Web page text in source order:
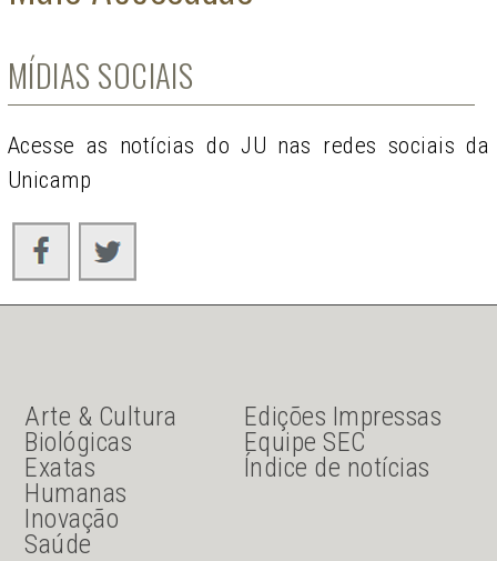
MÍDIAS SOCIAIS
Acesse as notícias do JU nas redes sociais da
Unicamp
JU Menu acesso rápido
Arte & Cultura
Biológicas
Exatas
Humanas
Inovação
Saúde
JU menu sanduiche
Edições Impressas
Equipe SEC
Índice de notícias